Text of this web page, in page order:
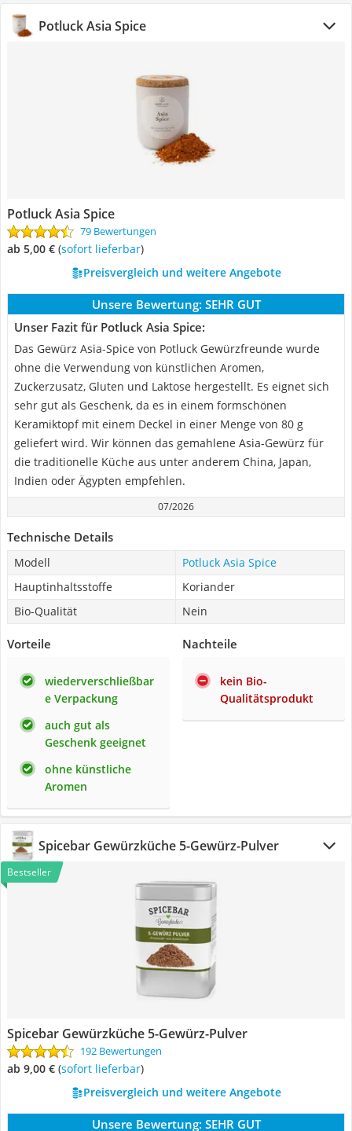
Potluck Asia Spice
Potluck Asia Spice
79 Bewertungen
ab 5,00 € ( Sofort lieferbar)
Preisvergleich und weitere Angebote
Unsere Bewertung: SEHR GUT
Unser Fazit für Potluck Asia Spice:
Das Gewürz Asia-Spice von Potluck Gewürzfreunde wurde
ohne die Verwendung von künstlichen Aromen,
Zuckerzusatz, Gluten und Laktose hergestellt. Es eignet sich
sehr gut als Geschenk, da es in einem formschönen
Keramiktopf mit einem Deckel in einer Menge von 80 g
geliefert wird. Wir können das gemahlene Asia-Gewürz für
die traditionelle Küche aus unter anderem China, Japan,
Indien oder Ägypten empfehlen.
07/2026
Technische Details
Modell
Potluck Asia Spice
Hauptinhaltsstoffe
Koriander
Bio-Qualität
Nein
Vorteile
wiederverschließbar
e Verpackung
auch gut als
Geschenk geeignet
ohne künstliche
Aromen
Nachteile
kein Bio-
Qualitätsprodukt
Spicebar Gewürzküche 5-Gewürz-Pulver
Bestseller
Spicebar Gewürzküche 5-Gewürz-Pulver
192 Bewertungen
ab 9,00 € ( Sofort lieferbar)
Preisvergleich und weitere Angebote
Unsere Bewertung: SEHR GUT